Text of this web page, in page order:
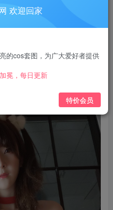
3
钻石会员 免费
买
欢迎回家
的cos套图，为广大爱好者提供
冕，每日更新
特价会员